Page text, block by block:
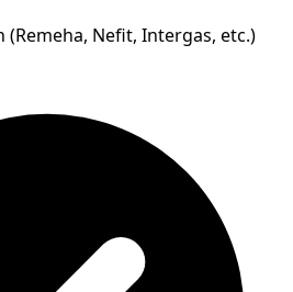
Nefit, Intergas, etc.)